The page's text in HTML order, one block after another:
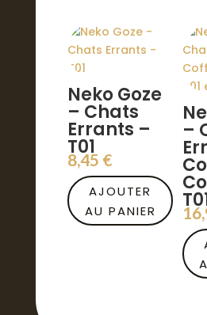
Neko Goze
– Chats
Errants –
T01
8,45 €
AJOUTER
AU PANIER
–